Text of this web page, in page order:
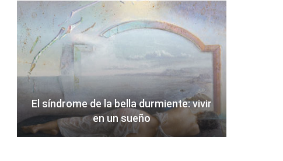
El síndrome de la bella durmiente: vivir
en un sueño